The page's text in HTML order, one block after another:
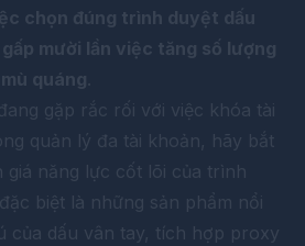
chọn đúng trình duyệt dấu
mười lần việc tăng số lượng
quáng
gặp rắc rối với việc khóa tài
quản lý đa tài khoản, hãy bắt
giá năng lực cốt lõi của trình
biệt là những sản phẩm nổi
của dấu vân tay, tích hợp proxy